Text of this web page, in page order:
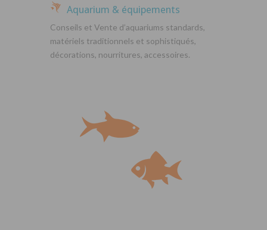
Aquarium & équipements
Conseils et Vente d’aquariums standards,
matériels traditionnels et sophistiqués,
décorations, nourritures, accessoires.